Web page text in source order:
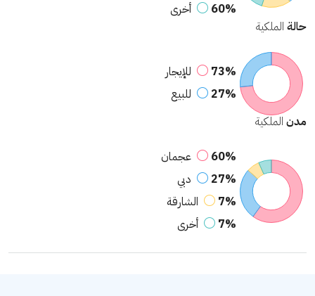
60%
أخرى
حالة الملكية
73%
للإيجار
27%
للبيع
مدن الملكية
60%
عجمان
27%
دبي
7%
الشارقة
7%
أخرى